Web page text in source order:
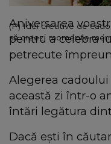
(P) Idei creative de
să creezi momente
Aniversarea
pentru a celebra
petrecute
Alegerea
această zi într-o
întări legătura
Dacă ești în